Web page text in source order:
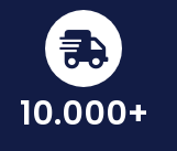
10.000+